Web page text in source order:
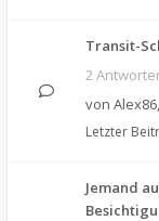
Transit-
2
von Alex86,
Letzter
Jemand